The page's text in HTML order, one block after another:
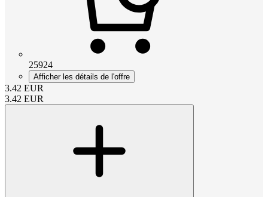
25924
Afficher les détails de l'offre
3.42 EUR
3.42 EUR